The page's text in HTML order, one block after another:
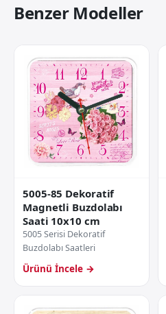
Benzer Modeller
5005-85 Dekoratif
Magnetli Buzdolabı
Saati 10x10 cm
5005 Serisi Dekoratif
Buzdolabı Saatleri
Ürünü İncele →